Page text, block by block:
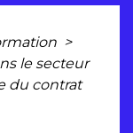
>
le secteur
du contrat